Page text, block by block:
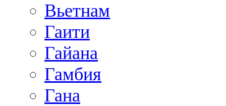
Вьетнам
Гаити
Гайана
Гамбия
Гана